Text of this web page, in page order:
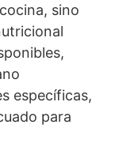
sino
específicas,
para